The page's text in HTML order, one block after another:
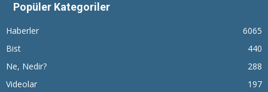
Popüler Kategoriler
Haberler
6065
Bist
440
Ne, Nedir?
288
Videolar
197